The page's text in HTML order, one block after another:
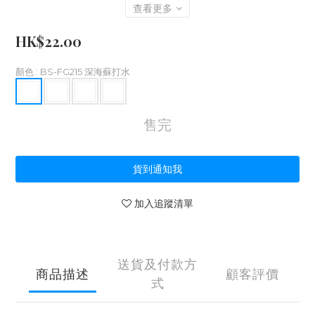
查看更多
HK$22.00
顏色 : BS-FG215 深海蘇打水
售完
貨到通知我
加入追蹤清單
商品描述
送貨及付款方
式
顧客評價